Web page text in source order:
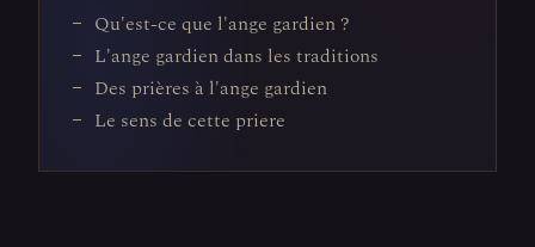
Qu'est-ce que l'ange gardien ?
L'ange gardien dans les traditions
Des prières à l'ange gardien
Le sens de cette priere